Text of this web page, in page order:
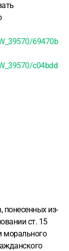
69470b
c04bdd
понесенных из-
ст. 15
морального